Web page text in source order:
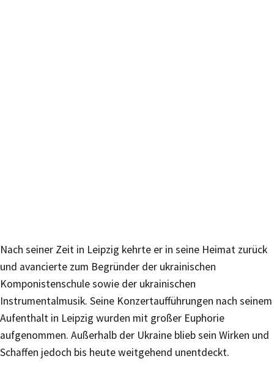
Nach seiner Zeit in Leipzig kehrte er in seine Heimat zurück
und avancierte zum Begründer der ukrainischen
Komponistenschule sowie der ukrainischen
Instrumentalmusik. Seine Konzertaufführungen nach seinem
Aufenthalt in Leipzig wurden mit großer Euphorie
aufgenommen. Außerhalb der Ukraine blieb sein Wirken und
Schaffen jedoch bis heute weitgehend unentdeckt.